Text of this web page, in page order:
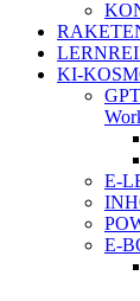
KI-
E-
E-